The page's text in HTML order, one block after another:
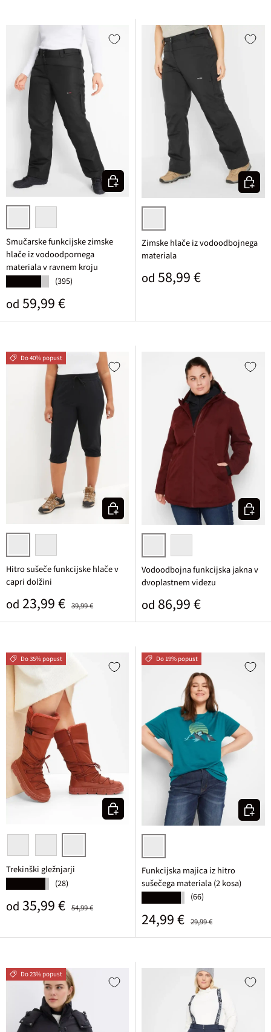
črna temno rdeča
Smučarske funkcijske zimske
hlače iz vodoodpornega
materiala v ravnem kroju
(395)
Običajna cena
od 59,99 €
Izberi varianto
črna
Zimske hlače iz vodoodbojnega
materiala
Običajna cena
od 58,99 €
Izberi
Do 40% popust
črna sivo zelena
Hitro sušeče funkcijske hlače v
capri dolžini
Prodajna cena
od 23,99 € 39,99 €
Izberi varianto
temno opečnata
črna
Vodoodbojna funkcijska jakna v
dvoplastnem videzu
Običajna cena
od 86,99 €
Izberi
Do 35% popust
karminasta
bela črna
Trekinški gležnjarji
(28)
Prodajna cena
od 35,99 € 54,99 €
Izberi varianto
Do 19% popust
turkizna + črna potiskana
Funkcijska majica iz hitro
sušečega materiala (2 kosa)
(66)
Prodajna cena
24,99 € 29,99 €
Izberi
Do 23% popust